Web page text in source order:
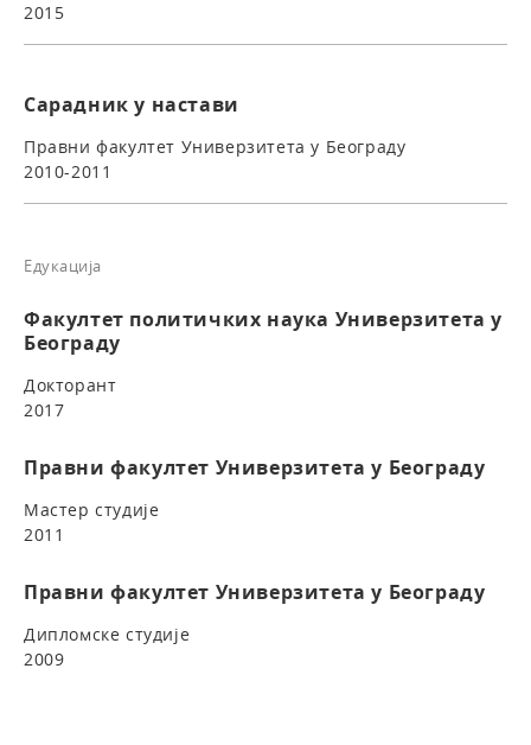
2015
Сарадник у настави
Правни факултет Универзитета у Београду
2010-2011
Едукација
Факултет политичких наука Универзитета у
Београду
Докторант
2017
Правни факултет Универзитета у Београду
Мастер студије
2011
Правни факултет Универзитета у Београду
Дипломске студије
2009